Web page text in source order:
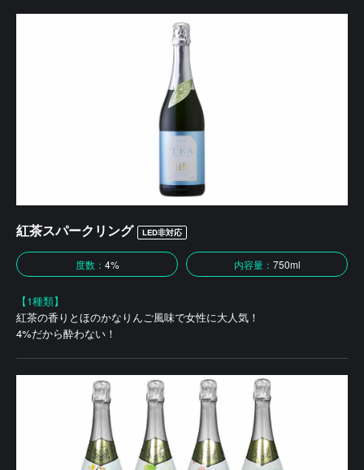
紅茶スパークリング LED非対応
度数： 4% 内容量： 750ml
【1種類】
紅茶の香りとほのかなりんご風味で女性に大人気！
4%だから酔わない！